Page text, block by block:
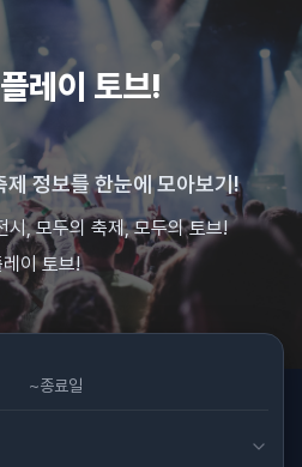
플레이 토브!
정보를 한눈에 모아보기!
시, 모두의 축제, 모두의 토브!
이 토브!
~